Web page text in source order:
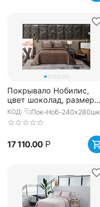
Покрывало Нобилис,
цвет шоколад, размер
240х280, Sofi de Marko
КОД: Пок-Ноб-240х280шк
17 110.00 Р